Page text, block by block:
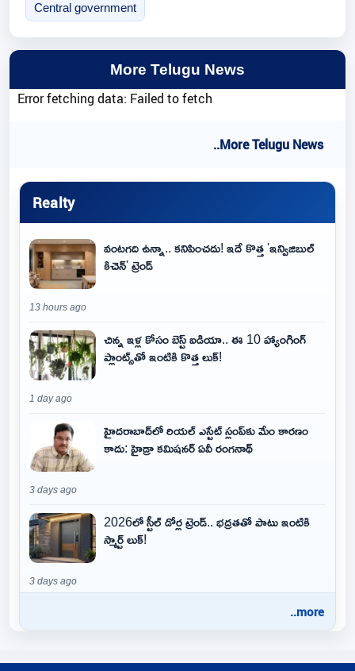
Central government
More Telugu News
Error fetching data: Failed to fetch
..More Telugu News
Realty
వంటగది ఉన్నా.. కనిపించదు! ఇదే కొత్త 'ఇన్విజిబుల్
కిచెన్' ట్రెండ్
13 hours ago
చిన్న ఇళ్ల కోసం బెస్ట్ ఐడియా.. ఈ 10 హ్యాంగింగ్
ప్లాంట్స్‌తో ఇంటికి కొత్త లుక్!
1 day ago
హైదరాబాద్‌లో రియల్ ఎస్టేట్ స్లంప్‌కు మేం కారణం
కాదు: హైడ్రా కమిషనర్ ఏవీ రంగనాథ్
3 days ago
2026లో స్టీల్ డోర్ల ట్రెండ్.. భద్రతతో పాటు ఇంటికి
స్మార్ట్ లుక్!
3 days ago
..more